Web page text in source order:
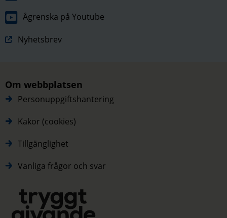
Ågrenska på Youtube
Nyhetsbrev
Om webbplatsen
Personuppgiftshantering
Kakor (cookies)
Tillgänglighet
Vanliga frågor och svar